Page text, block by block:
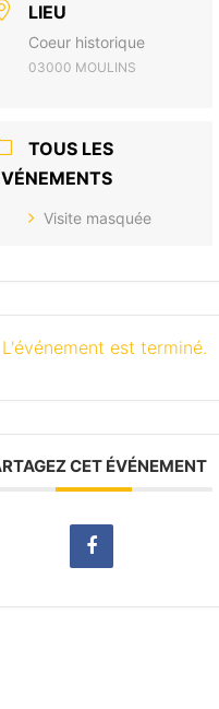
LIEU
Coeur historique
03000 MOULINS
TOUS LES
Visite masquée
L'événement est terminé.
CET ÉVÉNEMENT